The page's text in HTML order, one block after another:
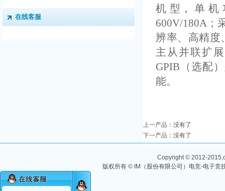
机 型， 单 机
600V/180A；
辨率、高精度
主从并联扩
GPIB（选配
能。
上一产品 ：没有了
下一产品 ：没有了
在线客服
Copyright © 2012-
版权所有 © IM（股份有限公司）电竞-电子